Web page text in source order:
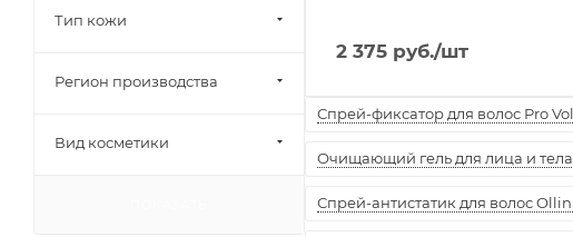
2 375 руб./шт
Спрей-фиксатор для волос Pro
Очищающий гель для лица и
Спрей-антистатик для волос
Тип кожи
Регион производства
Вид косметики